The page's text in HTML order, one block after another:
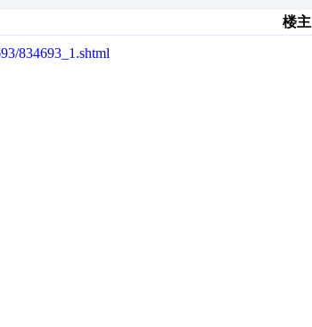
楼主
834693_1.shtml